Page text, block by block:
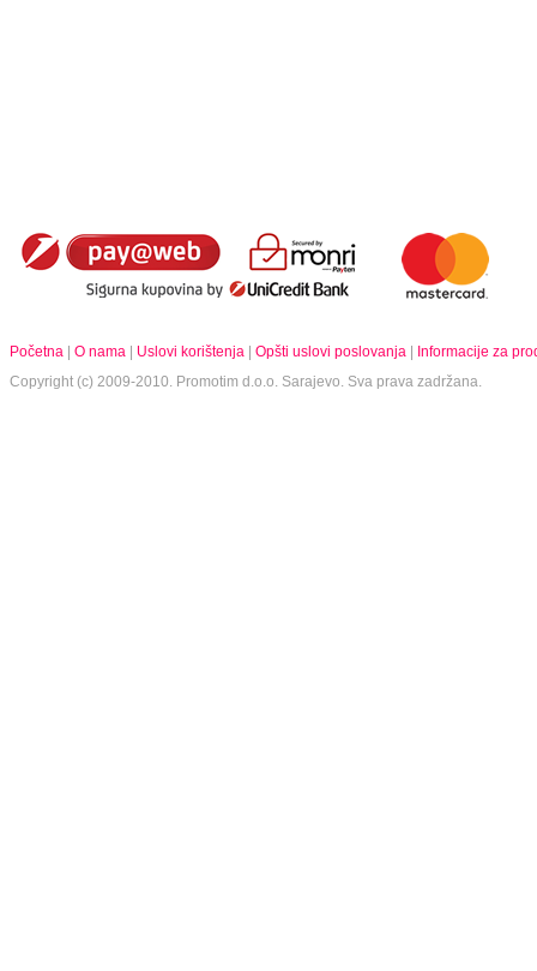
Početna O nama Uslovi korištenja Opšti uslovi poslovanja
Informacije za
Copyright (c) 2009-2010. Promotim d.o.o. Sarajevo. Sva prava zadržana.